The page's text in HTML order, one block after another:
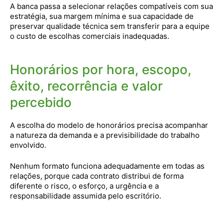
A banca passa a selecionar relações compatíveis com sua
estratégia, sua margem mínima e sua capacidade de
preservar qualidade técnica sem transferir para a equipe
o custo de escolhas comerciais inadequadas.
Honorários por hora, escopo,
êxito, recorrência e valor
percebido
A escolha do modelo de honorários precisa acompanhar
a natureza da demanda e a previsibilidade do trabalho
envolvido.
Nenhum formato funciona adequadamente em todas as
relações, porque cada contrato distribui de forma
diferente o risco, o esforço, a urgência e a
responsabilidade assumida pelo escritório.